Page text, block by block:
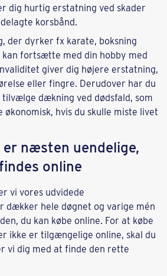
dig hurtig erstatning ved skader
korsbånd.
der dyrker fx karate, boksning
fortsætte med din hobby med
giver dig højere erstatning,
eller fingre. Derudover har du
dækning ved dødsfald, som
hvis du skulle miste livet
er næsten uendelige,
online
vi vores udvidede
dækker hele døgnet og varige mén
du kan købe online. For at købe
ikke er tilgængelige online, skal du
vi dig med at finde den rette